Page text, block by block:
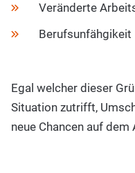
Veränderte
Berufsunfähgikeit
Egal welcher dieser
Situation zutrifft,
neue Chancen auf